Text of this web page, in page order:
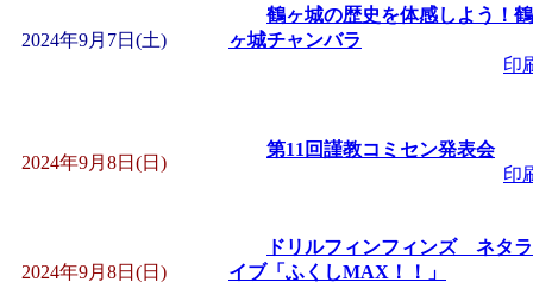
間：2026/08/10～2026/
付期間：2026/08/10～
赤ちゃん子育て講
2024年9月7日(土)
鶴ヶ城の歴史を体感しよう！鶴
ヶ城チャンバラ
印
2024年9月8日(日)
第11回謹教コミセン発表会
印
2024年9月8日(日)
ドリルフィンフィンズ ネタラ
イブ「ふくしMAX！！」